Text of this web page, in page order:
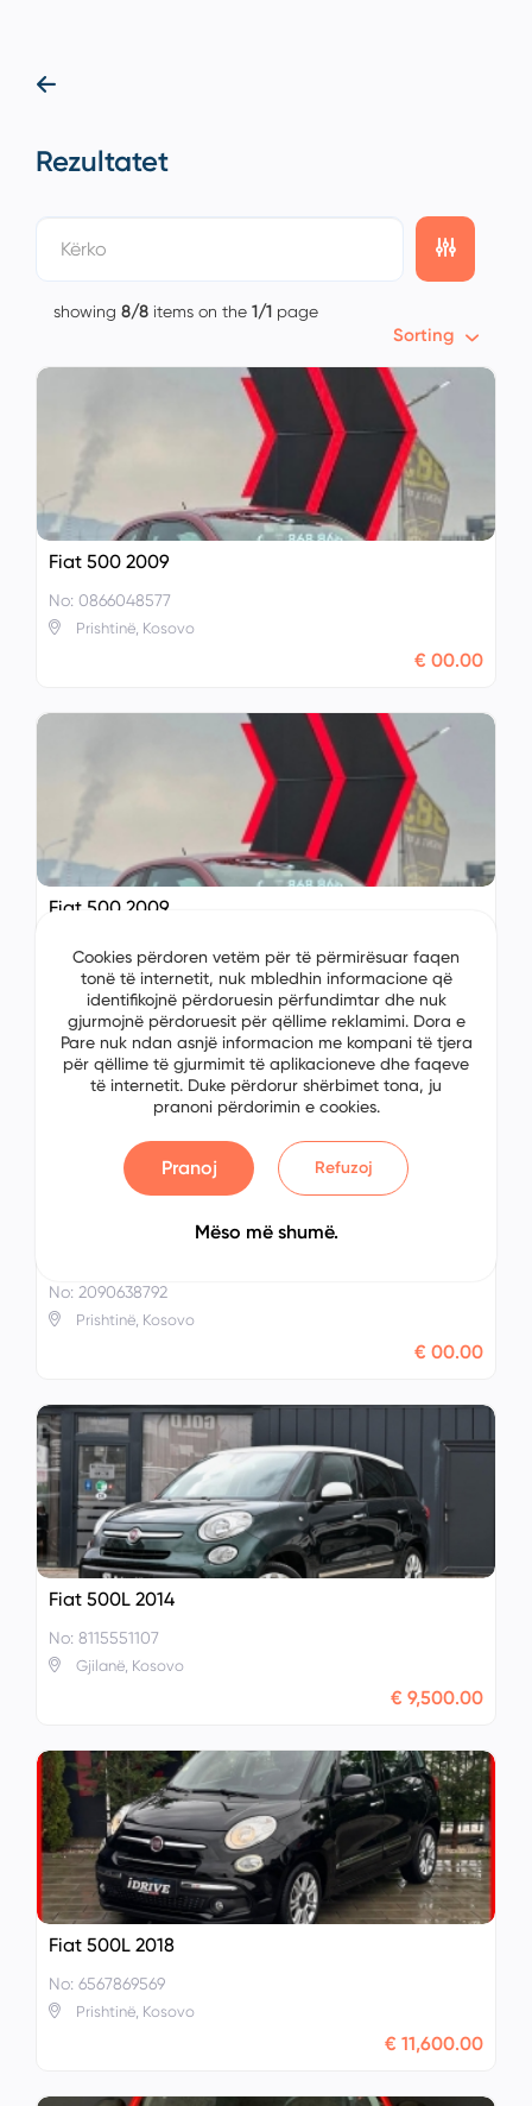
Rezultatet
showing 8/8 items on the 1/1 page
Sorting
Fiat 500 2009
No: 0866048577
Prishtinë, Kosovo
€ 00.00
Fiat 500 2009
Prishtinë, Kosovo
€ 00.00
No: 2090638792
Prishtinë, Kosovo
€ 00.00
Fiat 500L 2014
No: 8115551107
Gjilanë, Kosovo
€ 9,500.00
Fiat 500L 2018
No: 6567869569
Prishtinë, Kosovo
€ 11,600.00
Cookies përdoren vetëm për të përmirësuar faqen
tonë të internetit, nuk mbledhin informacione që
identifikojnë përdoruesin përfundimtar dhe nuk
gjurmojnë përdoruesit për qëllime reklamimi. Dora e
Pare nuk ndan asnjë informacion me kompani të tjera
për qëllime të gjurmimit të aplikacioneve dhe faqeve
të internetit. Duke përdorur shërbimet tona, ju
pranoni përdorimin e cookies.
Pranoj Refuzoj
Mëso më shumë.